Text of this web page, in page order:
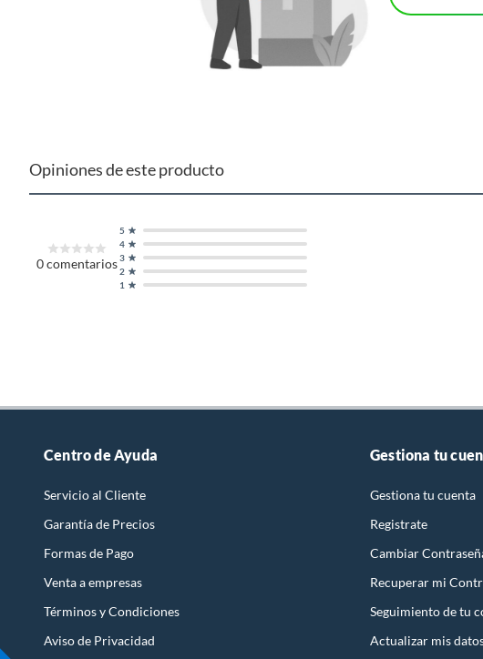
Opiniones de este producto
0comentarios
1
2
3
4
5
Centro de Ayuda
Servicio al Cliente
Garantía de Precios
Formas de Pago
Venta a empresas
Términos y Condiciones
Aviso de Privacidad
Gestiona tu
Gestiona tu cuenta
Registrate
Cambiar
Recuperar mi
Seguimiento de tu
Actualizar mis